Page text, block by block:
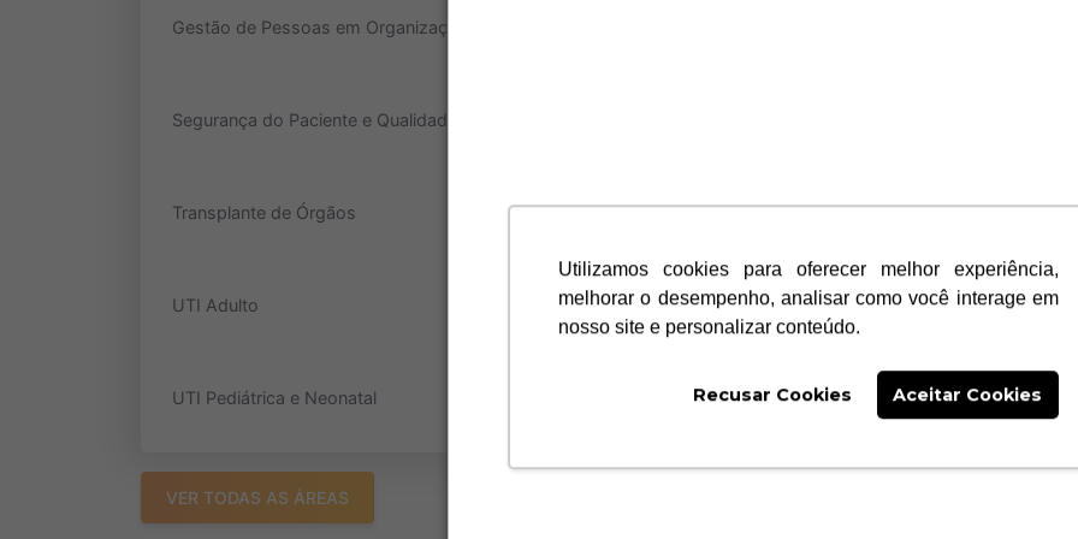
Utilizamos cookies para oferecer melhor experiência,
melhorar o desempenho, analisar como você interage em
nosso site e personalizar conteúdo.
Recusar Cookies Aceitar Cookies
Gestão de Pessoas em Organizações Hospitalares – RH
Segurança do Paciente e Qualidade em Serviços de Saúde
Transplante de Órgãos Saúde
UTI Adulto Saúde
UTI Pediátrica e Neonatal Saúde
VER TODAS AS ÁREAS